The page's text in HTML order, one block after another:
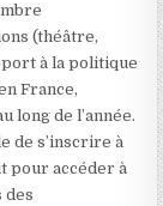
(théâtre,
à la politique
France,
long de l’année.
de s’inscrire à
pour accéder à
des